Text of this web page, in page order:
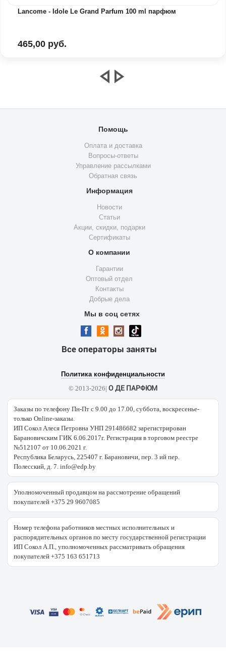
Lancome - Idole Le Grand Parfum 100 ml парфюм
465,00 руб.
Помощь
Оплата и доставка
Вопросы-ответы
Управление рассылками
Обратная связь
Информация
Новости
Статьи
Акции, скидки, подарки
Сертификаты
О компании
Гарантии
Оптовый отдел
Контакты
Добрые дела
Мы в соц сетях
Все операторы заняты
Политика конфиденциальности
© 2013-2026| О ДЕ ПАРФЮМ
Заказы по телефону Пн-Пт с 9.00 до 17.00, суббота, воскресенье-
только Online-заказы.
ИП Сокол Алеся Петровна УНП 291486682 зарегистрирован
Барановичским ГИК 6.06.2017г. Регистрация в торговом реестре
№512107 от 10.06.2021 г.
Республика Беларусь, 225407 г. Барановичи, пер. 3 ий пер.
Полесский, д. 7. info@edp.by
Уполномоченный продавцом на рассмотрение обращений
покупателей +375 29 9607085
Номер телефона работников местных исполнительных и
распорядительных органов по месту государственной регистрации
ИП Сокол А.П., уполномоченных рассматривать обращения
покупателей +375 163 651713